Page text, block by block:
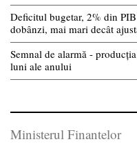
Deficitul bugetar, 2% din
dobânzi, mai mari decât
Semnal de alarmă -
luni ale anului
Ministerul Finantelor